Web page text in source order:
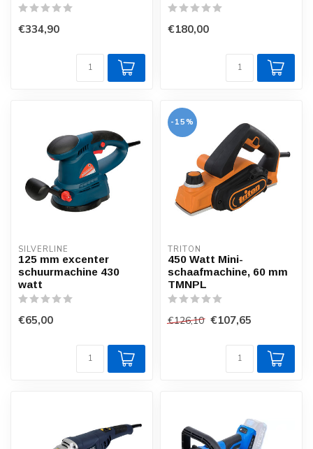
€334,90 €180,00
SILVERLINE
125 mm excenter
schuurmachine 430
watt
€65,00
-15%
TRITON
450 Watt Mini-
schaafmachine, 60 mm
TMNPL
€126,10 €107,65